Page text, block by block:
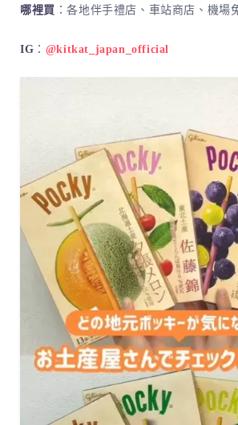
哪裡買 ：各地伴手禮店、車站商店、機場
IG ： @kitkat_japan_official